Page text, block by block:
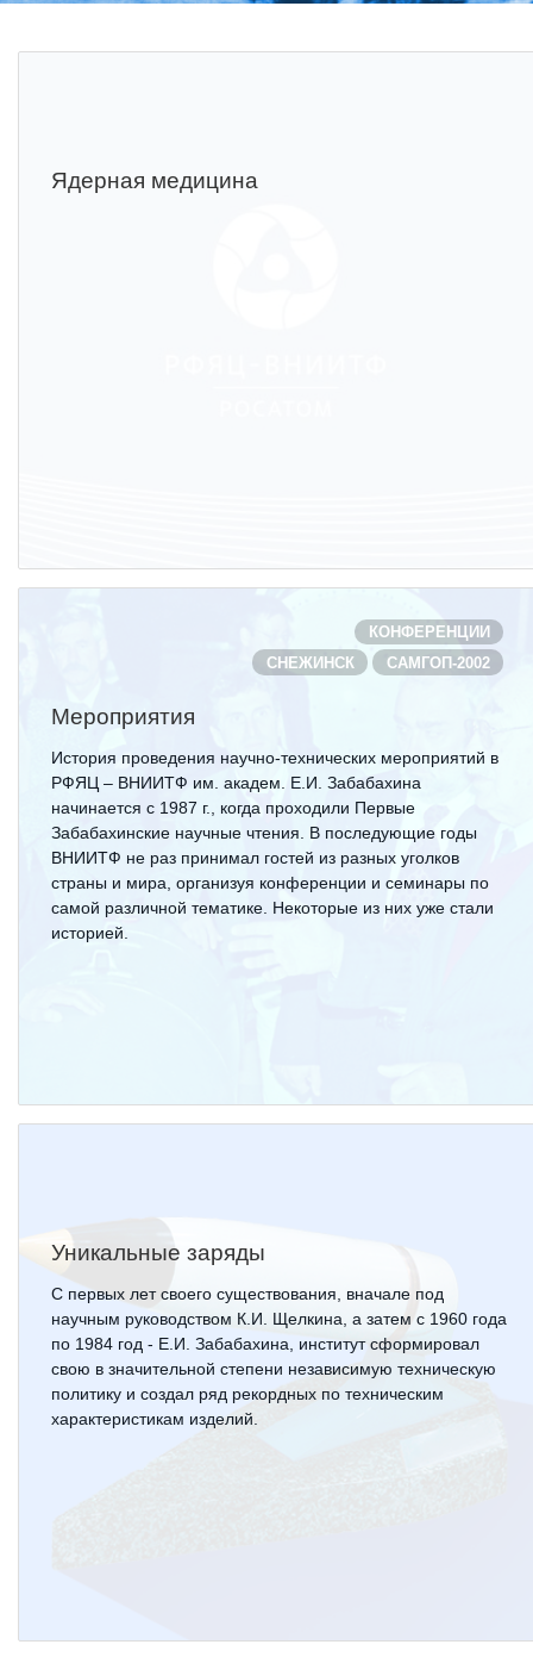
Фундаментальные и прикладные
Экспериментальная база
Препринты
Зимняя школа по физике высоких
конференция «Исследования.
Технологии. Развитие»
ПРОДУКЦИЯ И УСЛУГИ
ДПО и ПО (Дополнительное
профессиональное образование и
Цифровые продукты
Системы безопасности
Услуги
Прочая продукция
Испытательный центр ВЭИ
СОЦИАЛЬНАЯ ОТВЕТСТВЕННОСТЬ
Охрана окружающей среды
Ядерная медицина
КОНФЕРЕНЦИИ
СНЕЖИНСК
САМГОП-2002
Мероприятия
История проведения научно-технических мероприятий в
РФЯЦ – ВНИИТФ им. академ. Е.И. Забабахина
начинается с 1987 г., когда проходили Первые
Забабахинские научные чтения. В последующие годы
ВНИИТФ не раз принимал гостей из разных уголков
страны и мира, организуя конференции и семинары по
самой различной тематике. Некоторые из них уже стали
историей.
Уникальные заряды
С первых лет своего существования, вначале под
научным руководством К.И. Щелкина, а затем с 1960 года
по 1984 год - Е.И. Забабахина, институт сформировал
свою в значительной степени независимую техническую
политику и создал ряд рекордных по техническим
характеристикам изделий.